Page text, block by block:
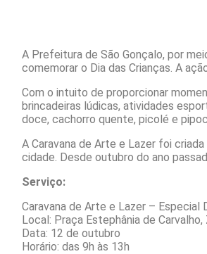
A Prefeitura de São Gonçalo, por
comemorar o Dia das Crianças. A
Com o intuito de proporcionar
brincadeiras lúdicas, atividades
doce, cachorro quente, picolé e
A Caravana de Arte e Lazer foi
cidade. Desde outubro do ano
Serviço:
Caravana de Arte e Lazer – Especial
Local: Praça Estephânia de Carvalho,
Data: 12 de outubro
Horário: das 9h às 13h